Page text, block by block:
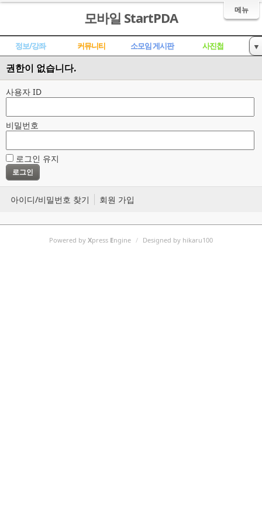
메뉴
모바일 StartPDA
정보/강좌 커뮤니티 소모임 게시판
사진첩
ROM 개발,공유
▼
권한이 없습니다.
사용자 ID
비밀번호
로그인 유지
아이디/비밀번호 찾기 회원 가입
Powered by Xpress Engine / Designed by hikaru100